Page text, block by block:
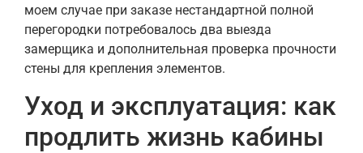
моем случае при заказе нестандартной полной
перегородки потребовалось два выезда
замерщика и дополнительная проверка прочности
стены для крепления элементов.
Уход и эксплуатация: как
продлить жизнь кабины